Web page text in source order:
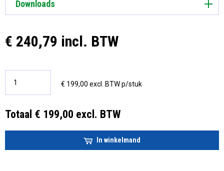
Downloads
€ 240,79 incl. BTW
€ 199,00 excl. BTW p/stuk
Totaal € 199,00 excl. BTW
In winkelmand